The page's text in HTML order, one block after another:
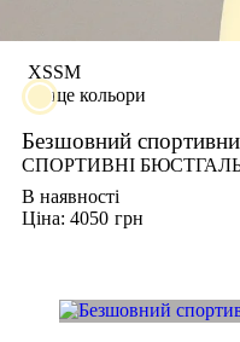
XSSM
ще кольори
Безшовний
СПОРТИВНІ
В наявності
грн
Ціна: 4050